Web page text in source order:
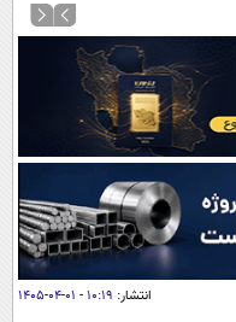
کردن
انتشار: ۱۰:۱۹ - ۰۱-۰۴-۱۴۰۵